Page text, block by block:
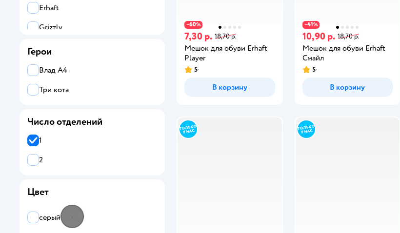
−60%
7,30 р. 18,70 р.
Мешок для обуви Erhaft
Player
5
В корзину
−41%
10,90 р. 18,70 р.
Мешок для обуви Erhaft
Смайл
5
В корзину
Erhaft
Grizzly
Munaby
Герои
Влад А4
Три кота
Число отделений
1
2
Цвет
серый